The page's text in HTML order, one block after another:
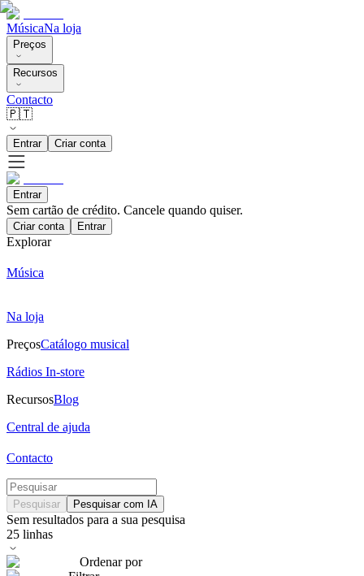
MúsicaNa loja
Preços
Recursos
Contacto
🇵🇹
Entrar Criar conta
Entrar
Sem cartão de crédito. Cancele quando quiser.
Criar conta Entrar
Explorar
Música
Na loja
PreçosCatálogo musical
Rádios In-store
RecursosBlog
Central de ajuda
Contacto
Pesquisar Pesquisar com IA
Sem resultados para a sua pesquisa
25 linhas
Ordenar por